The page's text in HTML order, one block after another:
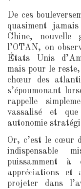
De ces
quasiment
Chine, nouvelle
l’OTAN, on
États Unis
mais pour le
chœur des
s’époumonant
rappelle
vassalisé et
autonomie
Or, c’est le cœur
indispensable
puissamment à
appréciations
projeter dans